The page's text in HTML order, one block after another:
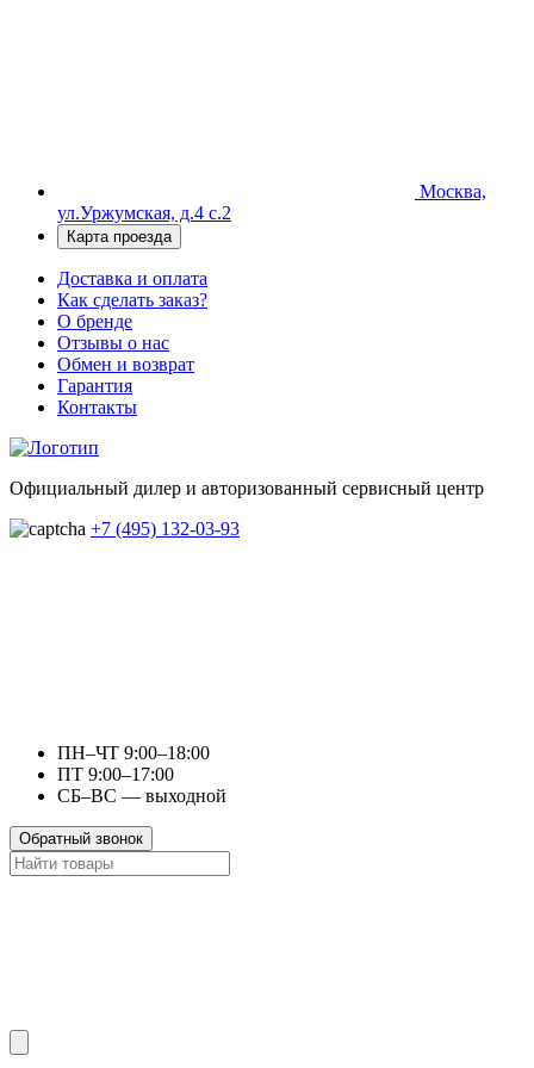
Москва,
ул.Уржумская, д.4 с.2
Карта проезда
Доставка и оплата
Как сделать заказ?
О бренде
Отзывы о нас
Обмен и возврат
Гарантия
Контакты
Официальный дилер и авторизованный сервисный центр
+7 (495) 132-03-93
ПН–ЧТ 9:00–18:00
ПТ 9:00–17:00
СБ–ВС — выходной
Обратный звонок